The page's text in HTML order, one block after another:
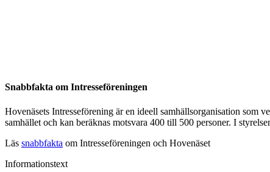
Snabbfakta om Intresseföreningen
Hovenäsets Intresseförening är en ideell samhällsorganisation som
samhället och kan beräknas motsvara 400 till 500 personer. I
Läs snabbfakta om Intresseföreningen och Hovenäset
Informationstext